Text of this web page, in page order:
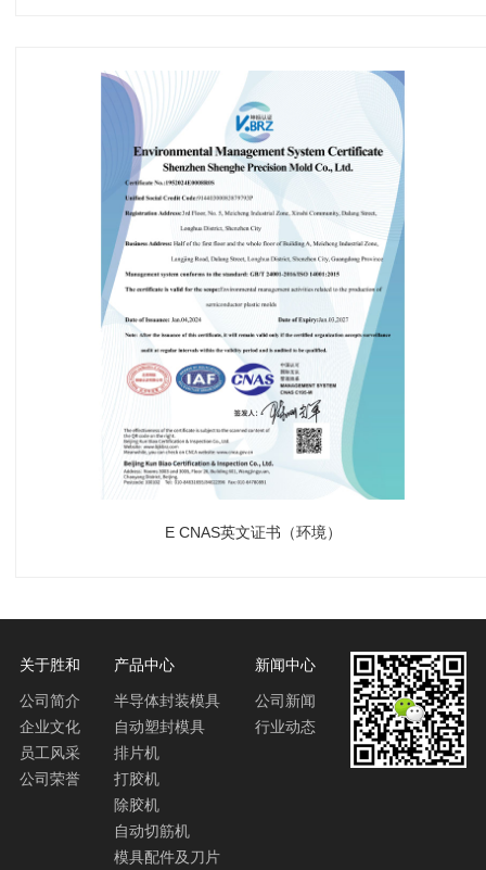
E CNAS英文证书（环境）
关于胜和
公司简介
企业文化
员工风采
公司荣誉
产品中心
半导体封装模具
自动塑封模具
排片机
打胶机
除胶机
自动切筋机
模具配件及刀片
新闻中心
公司新闻
行业动态